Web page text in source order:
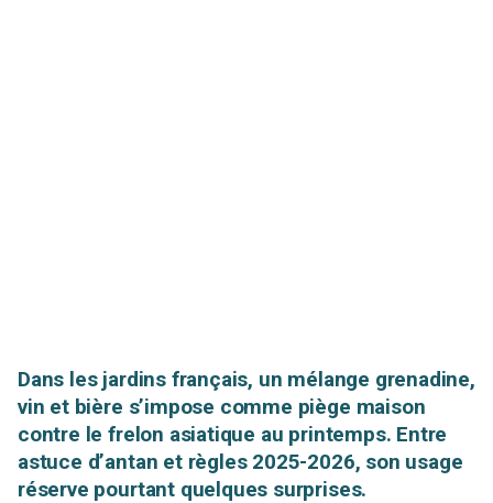
Dans les jardins français, un mélange grenadine,
vin et bière s’impose comme piège maison
contre le frelon asiatique au printemps. Entre
astuce d’antan et règles 2025-2026, son usage
réserve pourtant quelques surprises.